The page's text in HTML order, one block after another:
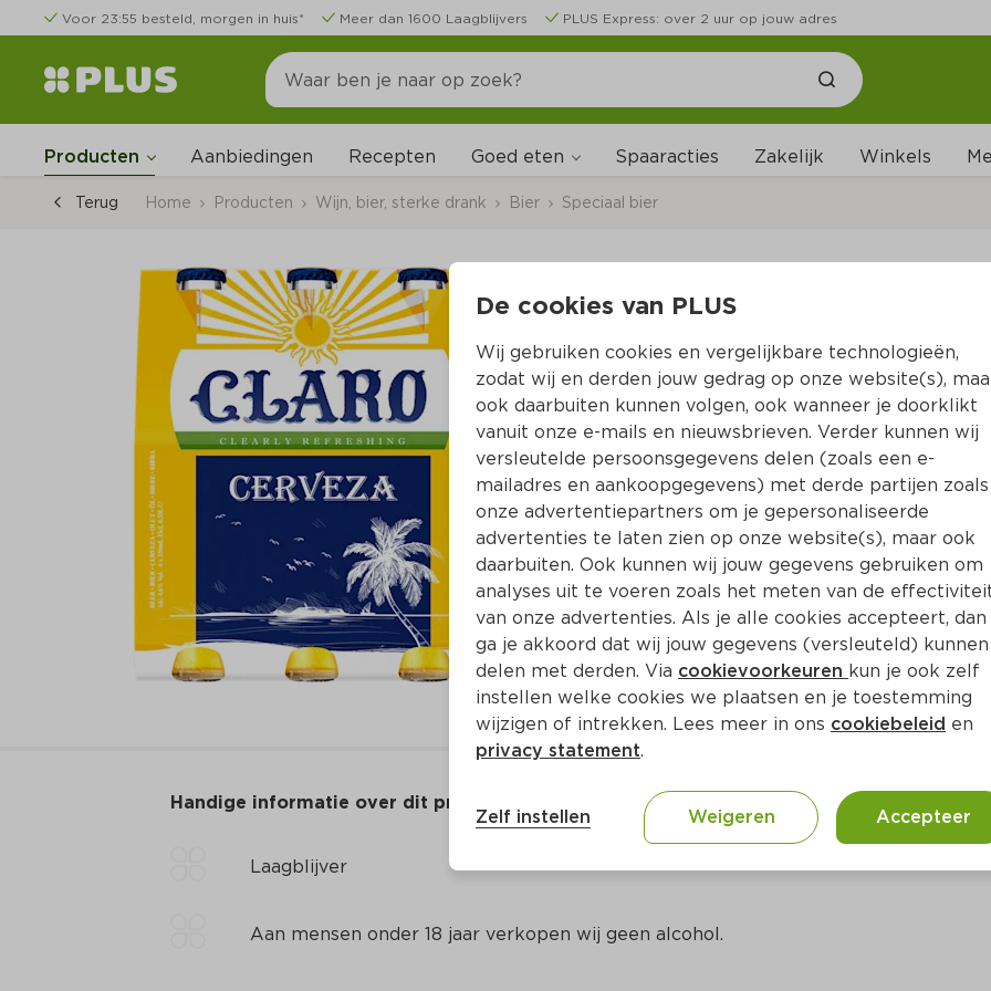
Voor 23:55 besteld, morgen in huis* Meer dan 1600 Laagblijvers PLUS Express: over 2 uur op jouw adres
Producten Aanbiedingen Recepten Goed eten Spaaracties Zakelijk Winkels
Terug Home Producten Wijn, bier, sterke drank Bier Speciaal bier
Claro Original
Per Set 1980 ml  (per liter €2.52)
4.99
Toevoegen
Handige informatie over dit product
Laagblijver
Aan mensen onder 18 jaar verkopen wij geen alcohol.
De cookies van PLUS
Wij gebruiken cookies en vergelijkbare technologieën,
zodat wij en derden jouw gedrag op onze website(s),
ook daarbuiten kunnen volgen, ook wanneer je doorklikt
vanuit onze e-mails en nieuwsbrieven. Verder kunnen wij
versleutelde persoonsgegevens delen (zoals een e-
mailadres en aankoopgegevens) met derde partijen zoals
onze advertentiepartners om je gepersonaliseerde
advertenties te laten zien op onze website(s), maar ook
daarbuiten. Ook kunnen wij jouw gegevens gebruiken om
analyses uit te voeren zoals het meten van de
van onze advertenties. Als je alle cookies accepteert, dan
ga je akkoord dat wij jouw gegevens (versleuteld) kunnen
delen met derden. Via cookievoorkeuren kun je ook zelf
instellen welke cookies we plaatsen en je toestemming
wijzigen of intrekken. Lees meer in ons cookiebeleid en
privacy statement.
Zelf instellen Weigeren Accepteer